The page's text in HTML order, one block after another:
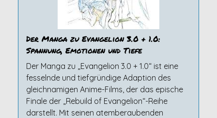
Der Manga zu Evangelion 3.0 + 1.0:
Spannung, Emotionen und Tiefe
Der Manga zu „Evangelion 3.0 + 1.0“ ist eine
fesselnde und tiefgründige Adaption des
gleichnamigen Anime-Films, der das epische
Finale der „Rebuild of Evangelion“-Reihe
darstellt. Mit seinen atemberaubenden